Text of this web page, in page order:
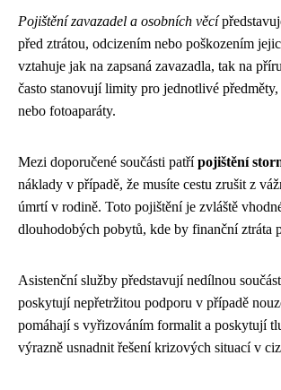
Pojištění zavazadel a osobních věcí
před ztrátou, odcizením nebo poškozením
vztahuje jak na zapsaná zavazadla, tak na
často stanovují limity pro jednotlivé
nebo fotoaparáty.
Mezi doporučené součásti patřípojištění
náklady v případě, že musíte cestu zrušit z
úmrtí v rodině. Toto pojištění je zvláště
dlouhodobých pobytů, kde by finanční ztráta
Asistenční služby představují nedílnou
poskytují nepřetržitou podporu v případě
pomáhají s vyřizováním formalit a poskytují
výrazně usnadnit řešení krizových situací v